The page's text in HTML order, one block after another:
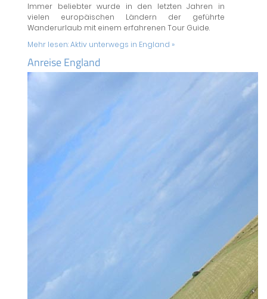
Immer beliebter wurde in den letzten Jahren in
vielen europäischen Ländern der geführte
Wanderurlaub mit einem erfahrenen Tour Guide.
Mehr lesen:Aktiv unterwegs in England »
Anreise England